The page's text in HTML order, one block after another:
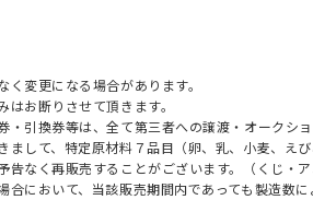
変更になる場合があります。
お断りさせて頂きます。
引換券等は、全て第三者への譲渡・オークショ
して、特定原材料７品目（卵、乳、小麦、え
なく再販売することがございます。（くじ・ア
において、当該販売期間内であっても製造数